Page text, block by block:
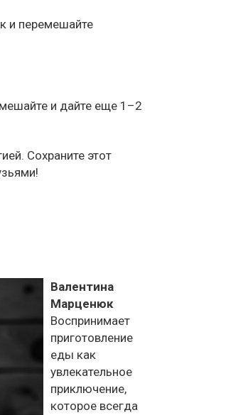
и перемешайте
и дайте еще 1–2
Сохраните этот
Валентина
Марценюк
Воспринимает
приготовление
еды как
увлекательное
приключение,
которое всегда